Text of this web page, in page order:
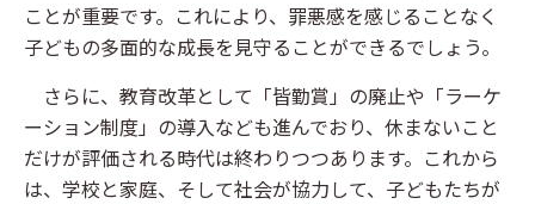
ことが重要です。これにより、罪悪感を感じることなく
子どもの多面的な成長を見守ることができるでしょう。
さらに、教育改革として「皆勤賞」の廃止や「ラーケ
ーション制度」の導入なども進んでおり、休まないこと
だけが評価される時代は終わりつつあります。これから
は、学校と家庭、そして社会が協力して、子どもたちが